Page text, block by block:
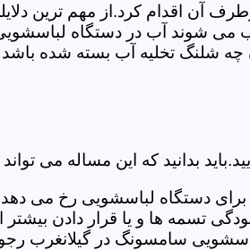
آن اقدام کرد.از مهم ترین
می شوند آب در دستگاه
شلنگ تخلیه آب بسته شده
بدانید که این مساله می
دستگاه لباسشویی رخ می
تسمه ها و یا قرار دادن بیشتر
سامسونگ در گیلانغرب